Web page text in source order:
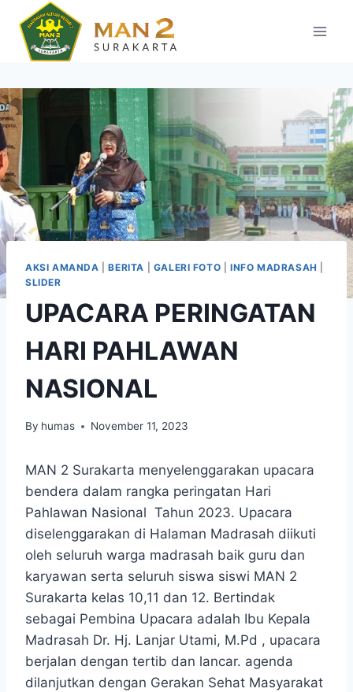
content
AKSI AMANDA |BERITA GALERI FOTO |INFO MADRASAH
SLIDER
UPACARA PERINGATAN
HARI PAHLAWAN
NASIONAL
By humas November 11, 2023
MAN 2 Surakarta menyelenggarakan upacara
bendera dalam rangka peringatan Hari
Pahlawan Nasional Tahun 2023. Upacara
diselenggarakan di Halaman Madrasah diikuti
oleh seluruh warga madrasah baik guru dan
karyawan serta seluruh siswa siswi MAN 2
Surakarta kelas 10,11 dan 12. Bertindak
sebagai Pembina Upacara adalah Ibu Kepala
Madrasah Dr. Hj. Lanjar Utami, M.Pd , upacara
berjalan dengan tertib dan lancar. agenda
dilanjutkan dengan Gerakan Sehat Masyarakat